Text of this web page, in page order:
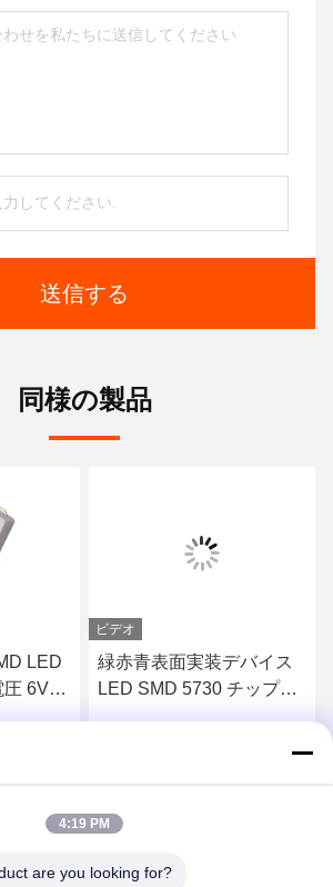
送信する
同様の製品
LED
圧 6V
ビデオ
緑赤青表面実装デバイス
LED SMD 5730 チップ
4:19 PM
are you looking for?